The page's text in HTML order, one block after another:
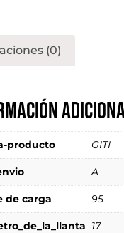
(0)
producto GITI
A
de carga 95
17